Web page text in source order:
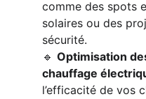
comme des spots
solaires ou des
sécurité.
🔹 Optimisation
chauffage
l’efficacité de vos